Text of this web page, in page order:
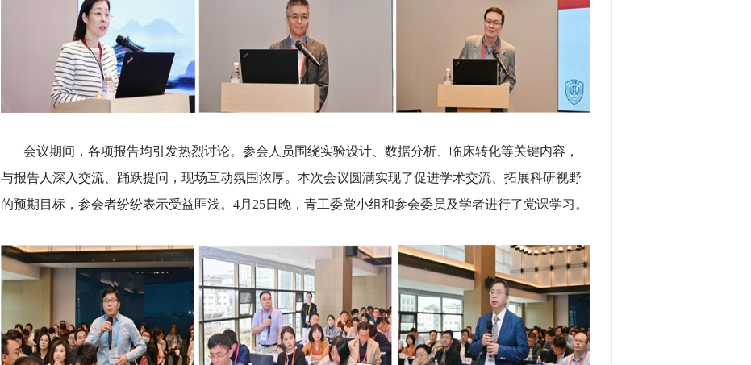
会议期间，各项报告均引发热烈讨论。参会人员围绕实验设计、数据分析、临床转化等关键内容，
与报告人深入交流、踊跃提问，现场互动氛围浓厚。本次会议圆满实现了促进学术交流、拓展科研视野
的预期目标，参会者纷纷表示受益匪浅。4月25日晚，青工委党小组和参会委员及学者进行了党课学习。